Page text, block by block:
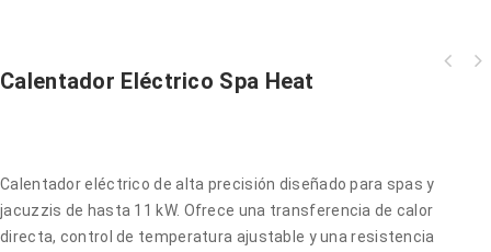
Calentador Eléctrico Spa Heat
Calentador eléctrico de alta precisión diseñado para spas y
jacuzzis de hasta 11 kW. Ofrece una transferencia de calor
directa, control de temperatura ajustable y una resistencia